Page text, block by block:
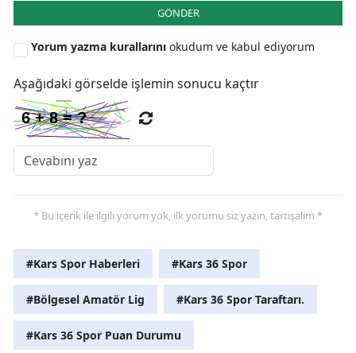
Yozgat
Zonguldak
Aksaray
Batman
Şırnak
Bartın
Ardahan
GÖNDER
Yorum yazma kurallarını okudum ve kabul ediyorum
Aşağıdaki görselde işlemin sonucu kaçtır
* Bu içerik ile ilgili yorum yok, ilk yorumu siz yazın, tartışalım *
#Kars Spor Haberleri #Kars 36 Spor
#Bölgesel Amatör Lig #Kars 36 Spor Taraftarı.
#Kars 36 Spor Puan Durumu